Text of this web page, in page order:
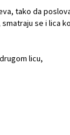
tako da
se i lica
licu,